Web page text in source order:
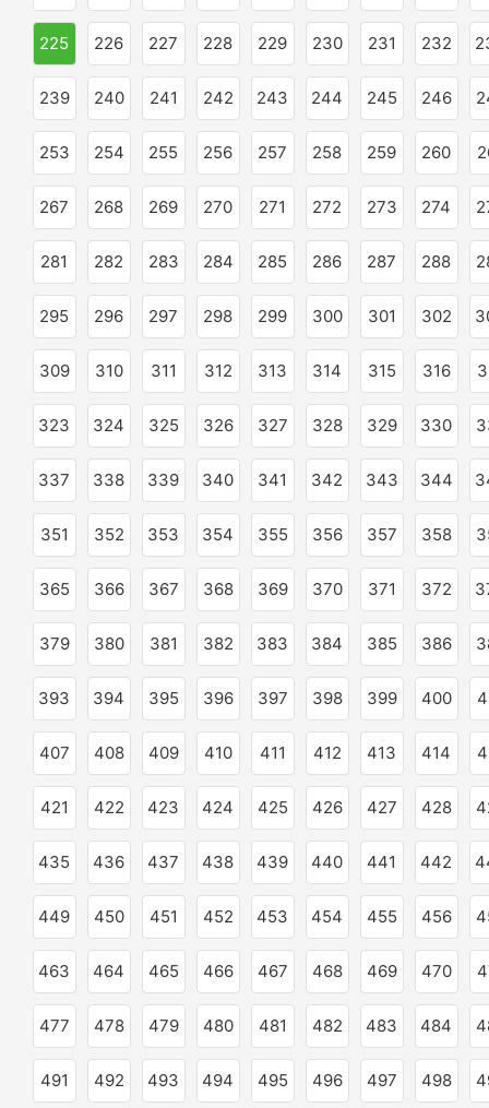
225 226 227 228 229 230 231 232
239 240 241 242 243 244 245 246
253 254 255 256 257 258 259 260
267 268 269 270 271 272 273 274
281 282 283 284 285 286 287 288
295 296 297 298 299 300 301 302
309 310 311 312 313 314 315 316
323 324 325 326 327 328 329 330
337 338 339 340 341 342 343 344
351 352 353 354 355 356 357 358
365 366 367 368 369 370 371 372
379 380 381 382 383 384 385 386
393 394 395 396 397 398 399 400
407 408 409 410 411 412 413 414
421 422 423 424 425 426 427 428
435 436 437 438 439 440 441 442
449 450 451 452 453 454 455 456
463 464 465 466 467 468 469 470
477 478 479 480 481 482 483 484
491 492 493 494 495 496 497 498